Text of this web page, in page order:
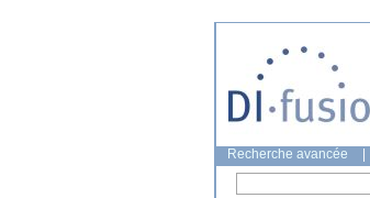
Recherche avancée